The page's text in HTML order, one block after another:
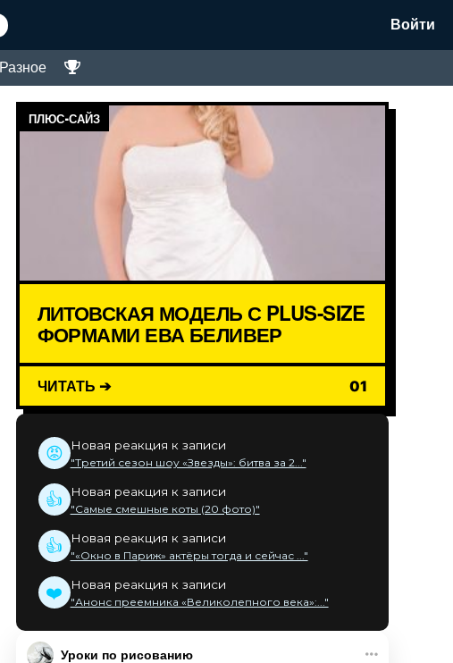
Войти
Разное
ПЛЮС-САЙЗ
ЛИТОВСКАЯ МОДЕЛЬ С PLUS-SIZE
ФОРМАМИ ЕВА БЕЛИВЕР
ЧИТАТЬ ➔ 01
😡 Новая реакция к записи
"Третий сезон шоу «Звезды»: битва за 2..."
👍 Новая реакция к записи
"Самые смешные коты (20 фото)"
👍 Новая реакция к записи
"«Окно в Париж» актёры тогда и сейчас ..."
❤️ Новая реакция к записи
"Анонс преемника «Великолепного века»:..."
Уроки по рисованию